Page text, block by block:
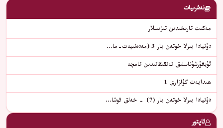
نەشرىيات
مەكىت تارىخىدىن تىزىسلار
دۇنيادا بىرلا خوتەن بار 3 (مەدەنىيەت-ما…
ئۇيغۇرشۇناسلىق تەتقىقاتىدىن تامچە
ھىدايەت گۈلزارى 1
دۇنيادا بىرلا خوتەن بار (7) - خەلق قوشا…
ئاپتور